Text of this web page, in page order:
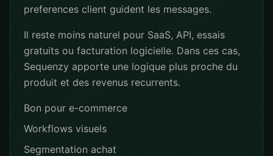
preferences client guident les messages.
Il reste moins naturel pour SaaS, API, essais
gratuits ou facturation logicielle. Dans ces cas,
Sequenzy apporte une logique plus proche du
produit et des revenus recurrents.
Bon pour e-commerce
Workflows visuels
Segmentation achat